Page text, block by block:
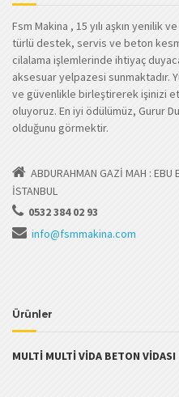
Fsm Makina , 15 yılı aşkın yenilik
türlü destek, servis ve beton
cilalama işlemlerinde ihtiyaç
aksesuar yelpazesi sunmaktadır.
ve güvenlikle birleştirerek işinizi
oluyoruz. En iyi ödülümüz, Gurur
olduğunu görmektir.
ABDURAHMAN GAZİ MAH : EBU
İSTANBUL
0532 384 02 93
info@fsmmakina.com
Ürünler
MULTİ MULTİ VİDA BETON VİDASI